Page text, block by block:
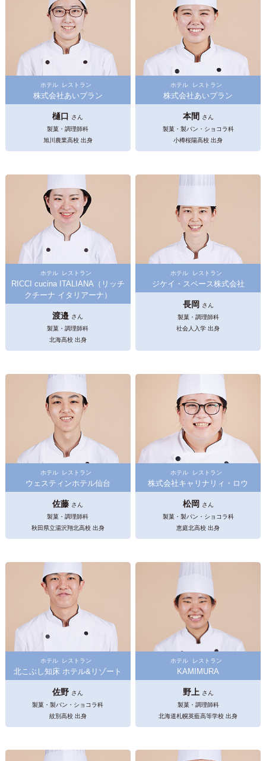
ホテル レストラン
株式会社あいプラン
樋口
さん
製菓・調理師科
旭川農業高校 出身
ホテル レストラン
株式会社あいプラン
本間
さん
製菓・製パン・ショコラ科
小樽桜陽高校 出身
ホテル レストラン
RICCI cucina ITALIANA（リッチ
クチーナ イタリアーナ）
渡邉 さん
製菓・調理師科
北海高校 出身
ホテル レストラン
ジケイ・スペース株式会社
長岡
さん
製菓・調理師科
社会人入学 出身
ホテル レストラン
ウェスティンホテル仙台
佐藤 さん
製菓・調理師科
秋田県立湯沢翔北高校 出身
ホテル レストラン
株式会社キャリナリィ・ロウ
松岡
さん
製菓・製パン・ショコラ科
恵庭北高校 出身
ホテル レストラン
北こぶし知床 ホテル&リゾート
佐野 さん
製菓・製パン・ショコラ科
紋別高校 出身
ホテル レストラン
KAMIMURA
野上 さん
製菓・調理師科
北海道札幌英藍高等学校 出身